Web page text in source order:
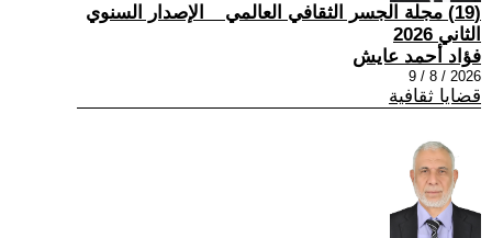
(19) مجلة الجسر الثقافي العالمي _ الإصدار السنوي
الثاني 2026
فؤاد أحمد عايش
2026 / 8 / 9
قضايا ثقافية